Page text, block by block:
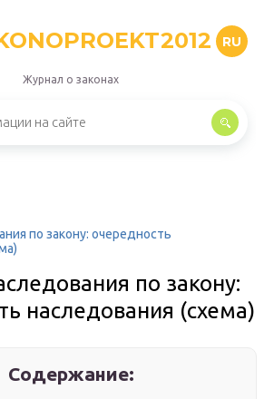
RU
Журнал о законах
по закону: очередность
по закону:
наследования (схема)
Содержание: